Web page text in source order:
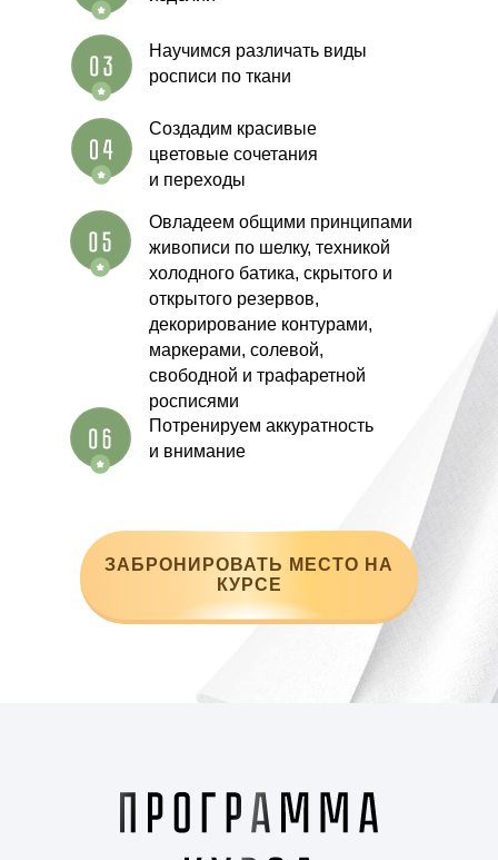
ЗАБРОНИРОВАТЬ МЕСТО НА
КУРСЕ
Потренируем аккуратность
и внимание
Овладеем общими принципами
живописи по шелку, техникой
холодного батика, скрытого и
открытого резервов,
декорирование контурами,
маркерами, солевой,
свободной и трафаретной
росписями
Создадим красивые
цветовые сочетания
и переходы
Научимся различать виды
росписи по ткани